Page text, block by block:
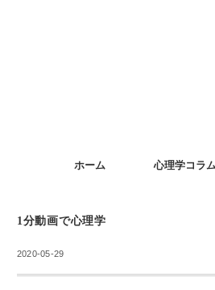
ホーム 心理学コラ
1分動画で心理学
2020-05-29